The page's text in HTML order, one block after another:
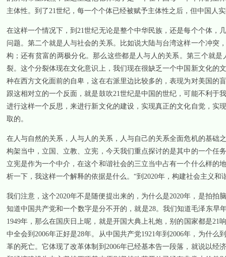
主体性。到了21世纪，每一个个体已经被赋予主体性之后，但中国人
在这样一个情况下，到21世纪无论是整个中华民族，还是每个个体，
问题。第二个就是人与社会的关系。比如说大陆与台湾这样一个冲
构；还有贫富的两极分化。那么这些都是人与人的关系。第三个就
裂。这个分裂体现在文化意识上，我们现在很缺乏一个中国新文化的
种在西方文化面前的自卑，这在右派里边比较多的，表现为对美国的
跟这相对立的一个反面，就是鼓吹21世纪是中国的世纪，可能不利于
进行这样一个反思，来进行新文化的建设，实现真正的文化自觉，实
取的。
在人与自然的关系，人与人的关系，人与自己的关系全面危机的基础
构架当中，立国、立教、立宪，今天我们重点探讨的是其中的一个任
立宪是作为一个中介，在这个和谐社会的三立当中占有一个什么样的
析一下，我这样一个解释的依据是什么。“到 2020年，构建社会主义和
我们注意，这个2020年不是随便提出来的，为什么是2020年，是拍拍
知道中国共产党和一个数字是分不开的，就是28。我们知道毛泽东早
1949年，那么在国庆日上呢，就是开国大典上礼炮，别的国家都是21
中全会到 2006年正好是28年。从中国共产党1921年到2006年，为什么到
革的死亡。它体现了改革体制到 2006年已经基本告一段落，就说以经